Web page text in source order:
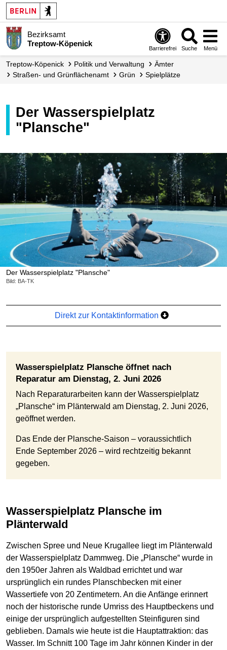
Bezirksamt
Treptow-Köpenick
Barrierefrei Suche Menü
Treptow-Köpenick Politik und Verwaltung
Ämter
Straßen- und Grünflächen­amt
Grün Spielplätze
Der Wasserspielplatz
"Plansche"
Der Wasserspielplatz "Plansche"
Bild: BA-TK
Direkt zur Kontaktinformation
Wasserspielplatz Plansche öffnet nach
Reparatur am Dienstag, 2. Juni 2026
Nach Reparaturarbeiten kann der Wasserspielplatz
„Plansche“ im Plänterwald am Dienstag, 2. Juni 2026,
geöffnet werden.
Das Ende der Plansche-Saison – voraussichtlich
Ende September 2026 – wird rechtzeitig bekannt
gegeben.
Wasserspielplatz Plansche im
Plänterwald
Zwischen Spree und Neue Krugallee liegt im Plänterwald
der Wasserspielplatz Dammweg. Die „Plansche“ wurde in
den 1950er Jahren als Waldbad errichtet und war
ursprünglich ein rundes Planschbecken mit einer
Wassertiefe von 20 Zentimetern. An die Anfänge erinnert
noch der historische runde Umriss des Hauptbeckens und
einige der ursprünglich aufgestellten Steinfiguren sind
geblieben. Damals wie heute ist die Hauptattraktion: das
Wasser. Im Schnitt 100 Tage im Jahr können Kinder in der